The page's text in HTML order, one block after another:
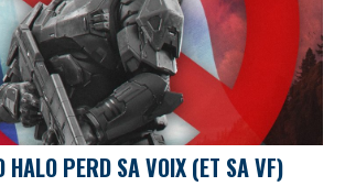
HALO PERD SA VOIX (ET SA VF)